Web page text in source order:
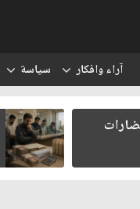
آراء وافكار سياسة